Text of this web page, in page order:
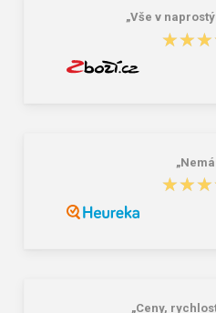
„Vše v
„Ceny,